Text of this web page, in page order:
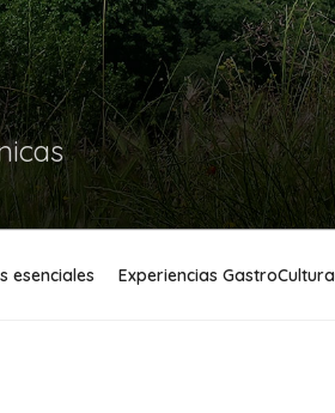
esenciales Experiencias